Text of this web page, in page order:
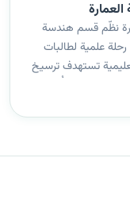
نظّم قسم هندسة
علمية لطالبات
تستهدف ترسيخ
الحي. وأُقيمت